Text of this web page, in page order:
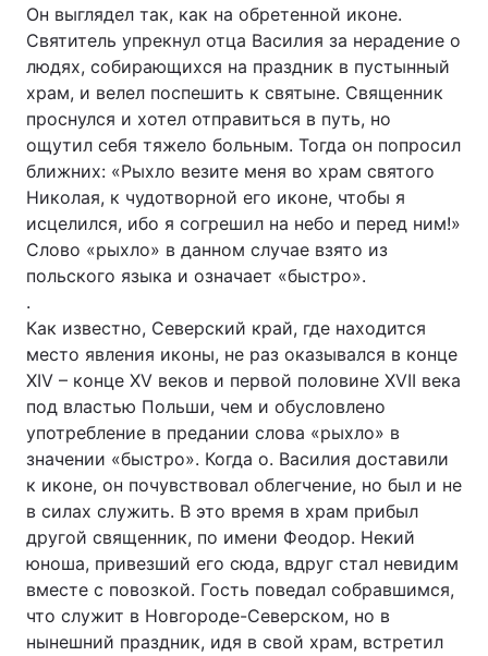
Он выглядел так, как на обретенной иконе.
Святитель упрекнул отца Василия за нерадение о
людях, собирающихся на праздник в пустынный
храм, и велел поспешить к святыне. Священник
проснулся и хотел отправиться в путь, но
ощутил себя тяжело больным. Тогда он попросил
ближних: «Рыхло везите меня во храм святого
Николая, к чудотворной его иконе, чтобы я
исцелился, ибо я согрешил на небо и перед ним!»
Слово «рыхло» в данном случае взято из
польского языка и означает «быстро».
.
Как известно, Северский край, где находится
место явления иконы, не раз оказывался в конце
XIV – конце XV веков и первой половине XVII века
под властью Польши, чем и обусловлено
употребление в предании слова «рыхло» в
значении «быстро». Когда о. Василия доставили
к иконе, он почувствовал облегчение, но был и не
в силах служить. В это время в храм прибыл
другой священник, по имени Феодор. Некий
юноша, привезший его сюда, вдруг стал невидим
вместе с повозкой. Гость поведал собравшимся,
что служит в Новгороде-Северском, но в
нынешний праздник, идя в свой храм, встретил